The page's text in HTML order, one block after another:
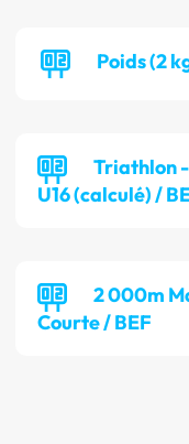
Poids (2
Triathlon
U16 (calculé) /
2 000m
Courte / BEF